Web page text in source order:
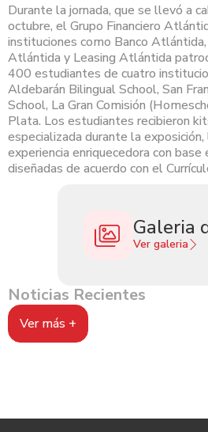
Durante la jornada, que se llevó a
octubre, el Grupo Financiero
instituciones como Banco
Atlántida y Leasing Atlántida
400 estudiantes de cuatro
Aldebarán Bilingual School, San
School, La Gran Comisión
Plata. Los estudiantes recibieron
especializada durante la
experiencia enriquecedora con base
diseñadas de acuerdo con el
Galeria
Ver galeria
Noticias Recientes
Ver más +